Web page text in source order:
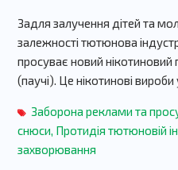
Задля залучення дітей та
залежності тютюнова
просуває новий нікотиновий
(паучі). Це нікотинові
Заборона реклами та
снюси, Протидія тютюновій
захворювання